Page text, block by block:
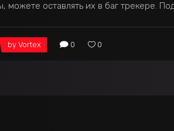
можете оставлять их в баг трекере.
by Vortex 0 0